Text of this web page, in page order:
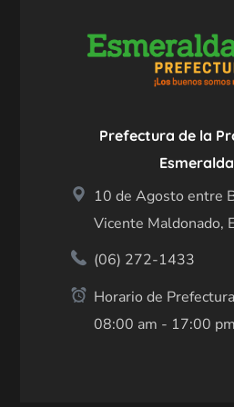
Prefectura de la
10 de Agosto entre
Vicente Maldonado,
(06) 272-1433
Horario de
08:00 am - 17:00 pm